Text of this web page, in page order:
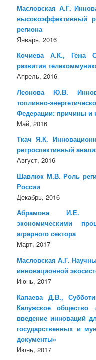
Масловская А.Г.
высокоэффективный
региона
Январь, 2016
Кочиева А.К., Гежа
развития
Апрель, 2016
Леонова Ю.В.
топливно-
Федерации: причины и
Май, 2016
Ткач Я.К.
ретроспективный
Август, 2016
Шавлюк М.В. Роль
России
Декабрь, 2016
Абрамова И.Е.
экономическими
аграрного сектора
Март, 2017
Масловская А.Г.
инновационной
Июнь, 2017
Капаева Д.В.,
Калужское общество
введение инноваций
государственных и
документы»
Июнь, 2017